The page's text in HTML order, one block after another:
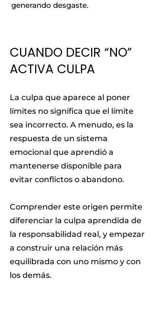
generando desgaste.
CUANDO DECIR “NO”
ACTIVA CULPA
La culpa que aparece al poner
límites no significa que el límite
sea incorrecto. A menudo, es la
respuesta de un sistema
emocional que aprendió a
mantenerse disponible para
evitar conflictos o abandono.
Comprender este origen permite
diferenciar la culpa aprendida de
la responsabilidad real, y empezar
a construir una relación más
equilibrada con uno mismo y con
los demás.